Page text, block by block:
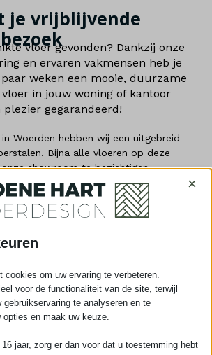
je vrijblijvende
vloer gevonden? Dankzij onze
en ervaren vakmensen heb je
weken een mooie, duurzame
vloer in jouw woning of kantoor
plezier gegarandeerd!
Woerden hebben wij een uitgebreid
Bijna alle vloeren op deze
showroom te bezichtigen.
bedrijf
in de regio
×
cookies om uw ervaring te verbeteren.
voor de functionaliteit van de site, terwijl
gebruikservaring te analyseren en te
en maak uw keuze.
jaar, zorg er dan voor dat u toestemming hebt